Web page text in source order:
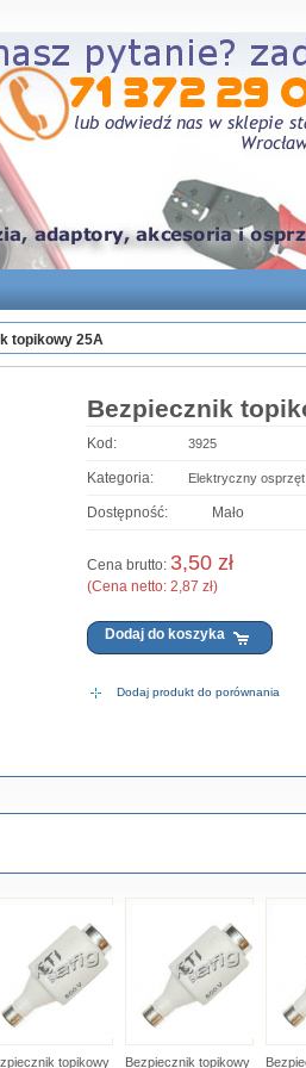
topikowy 25A
Bezpiecznik
Kod: 3925
Kategoria: Elektryczny
Dostępność: Mało
Cena brutto: 3,50 zł
(Cena netto: 2,87 zł)
Dodaj produkt do porównania
topikowy Bezpiecznik topikowy